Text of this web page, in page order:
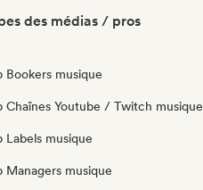
des médias / pros
Bookers musique
Chaînes Youtube / Twitch musique
Labels musique
Managers musique